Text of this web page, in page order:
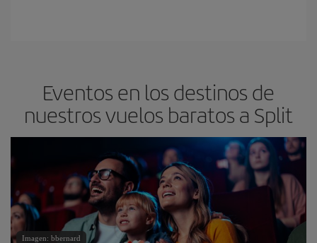
Eventos en los destinos de
nuestros vuelos baratos a Split
Imagen: bbernard